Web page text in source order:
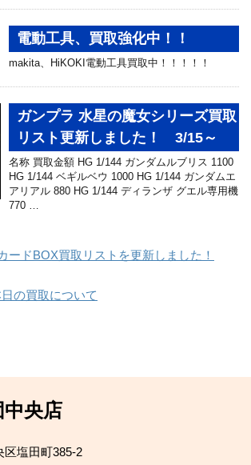
電動工具、買取強化中！！
makita、HiKOKI電動工具買取中！！！！！
ガンプラ 水星の魔女シリーズ買取
リスト更新しました！ 3/15～
名称 買取金額 HG 1/144 ガンダムルブリス 1100
HG 1/144 ベギルベウ 1000 HG 1/144 ガンダムエ
アリアル 880 HG 1/144 ディランザ グエル専用機
770 …
ードBOX買取リストを更新しました！
の買取について
央店
区塩田町385-2